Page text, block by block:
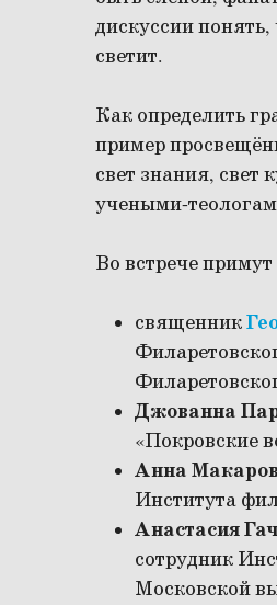
дискуссии
светит.
Как определить
пример
свет знания, свет
учеными-
Во встрече примут
священник
Джованна
«Покровские
Анна
Института
Анастасия
сотрудник
Московской